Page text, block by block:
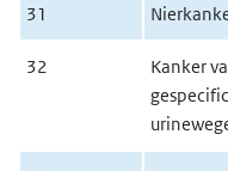
31
32
Kanker